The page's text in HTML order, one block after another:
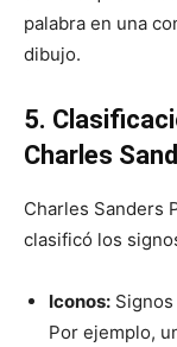
palabra en una
dibujo.
5.
Charles
Charles Sanders
clasificó los
Iconos:
Por ejemplo,